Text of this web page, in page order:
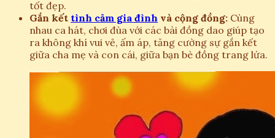
tốt đẹp.
Gắn kết tình cảm gia đình và cộng đồng: Cùng
nhau ca hát, chơi đùa với các bài đồng dao giúp tạo
ra không khí vui vẻ, ấm áp, tăng cường sự gắn kết
giữa cha mẹ và con cái, giữa bạn bè đồng trang lứa.